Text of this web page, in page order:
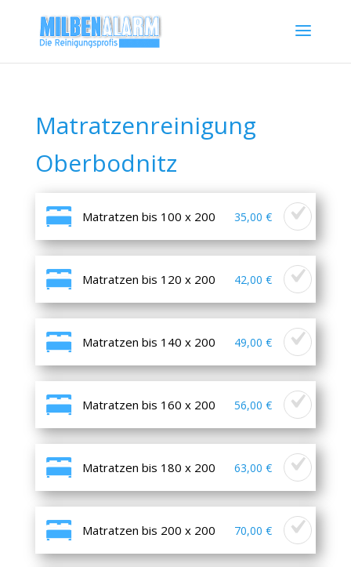
Matratzenreinigung
Oberbodnitz
Matratzen bis 100 x 200 35,00 €
Matratzen bis 120 x 200 42,00 €
Matratzen bis 140 x 200 49,00 €
Matratzen bis 160 x 200 56,00 €
Matratzen bis 180 x 200 63,00 €
Matratzen bis 200 x 200 70,00 €